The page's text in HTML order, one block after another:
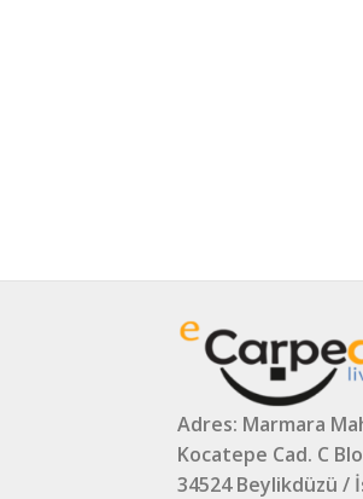
Adres: Marmara
Kocatepe Cad. C
34524 Beylikdüzü /